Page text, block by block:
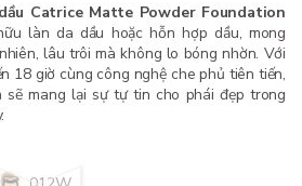
Catrice Matte Powder Foundation
làn da dầu hoặc hỗn hợp dầu, mong
lâu trôi mà không lo bóng nhờn. Với
18 giờ cùng công nghệ che phủ tiên tiến,
sẽ mang lại sự tự tin cho phái đẹp trong